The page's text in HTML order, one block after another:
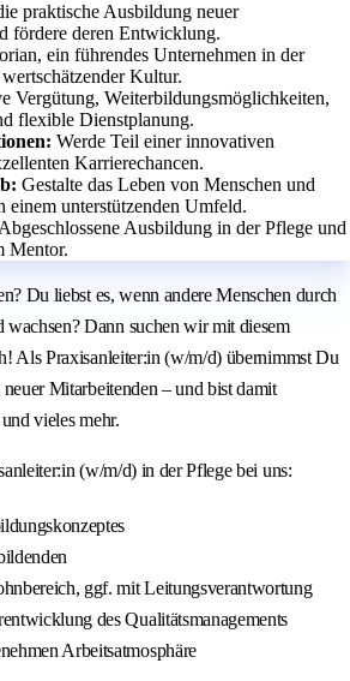
praktische Ausbildung neuer
fördere deren Entwicklung.
ein führendes Unternehmen in der
Kultur.
Vergütung, Weiterbildungsmöglichkeiten,
flexible Dienstplanung.
Werde Teil einer innovativen
Karrierechancen.
Gestalte das Leben von Menschen und
einem unterstützenden Umfeld.
Abgeschlossene Ausbildung in der Pflege und
Mentor.
Du liebst es, wenn andere Menschen durch
Dann suchen wir mit diesem
Als Praxisanleiter:in (w/m/d) übernimmst Du
Mitarbeitenden – und bist damit
vieles mehr.
(w/m/d) in der Pflege bei uns:
ggf. mit Leitungsverantwortung
des Qualitätsmanagements
Arbeitsatmosphäre